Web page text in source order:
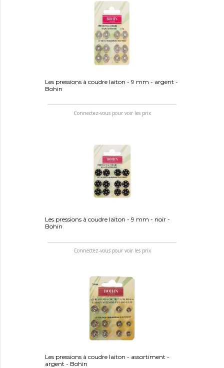
Les pressions à coudre laiton - 9 mm - argent -
Bohin
Connectez-vous pour voir les prix
Les pressions à coudre laiton - 9 mm - noir -
Bohin
Connectez-vous pour voir les prix
Les pressions à coudre laiton - assortiment -
argent - Bohin